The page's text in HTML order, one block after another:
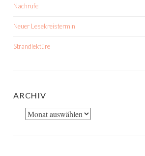
Nachrufe
Neuer Lesekreistermin
Strandlektüre
ARCHIV
Archiv